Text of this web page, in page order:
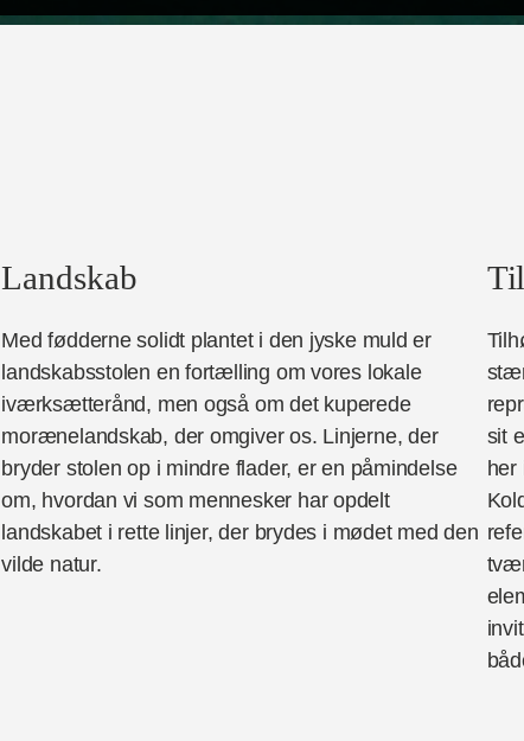
Landskab
Med fødderne solidt plantet i den jyske muld er
landskabsstolen en fortælling om vores lokale
iværksætterånd, men også om det kuperede
morænelandskab, der omgiver os. Linjerne, der
bryder stolen op i mindre flader, er en påmindelse
om, hvordan vi som mennesker har opdelt
landskabet i rette linjer, der brydes i mødet med den
vilde natur.
sit
her